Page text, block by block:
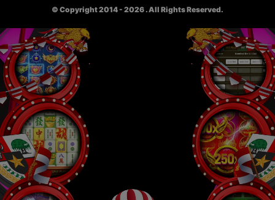
© Copyright 2014 - 2026 . All Rights Reserved.